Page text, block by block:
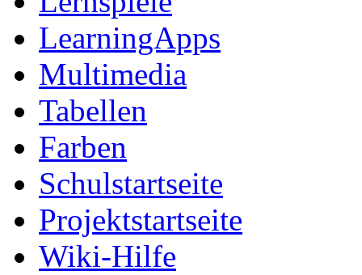
LearningApps
Multimedia
Tabellen
Farben
Schulstartseite
Projektstartseite
Wiki-Hilfe